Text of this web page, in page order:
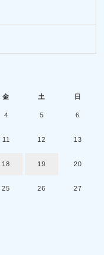
金 土 日
4 5 6
11 12 13
18 19 20
25 26 27